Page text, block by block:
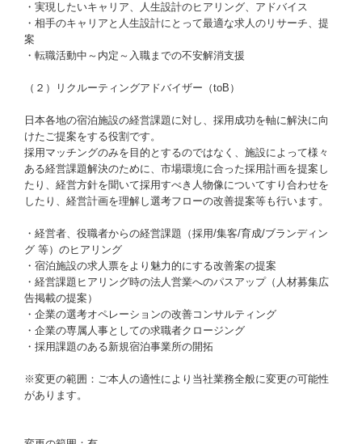
・実現したいキャリア、人生設計のヒアリング、アドバイス
・相手のキャリアと人生設計にとって最適な求人のリサーチ、提
案
・転職活動中～内定～入職までの不安解消支援
（２）リクルーティングアドバイザー（toB）
日本各地の宿泊施設の経営課題に対し、採用成功を軸に解決に向
けたご提案をする役割です。
採用マッチングのみを目的とするのではなく、施設によって様々
ある経営課題解決のために、市場環境に合った採用計画を提案し
たり、経営方針を聞いて採用すべき人物像についてすり合わせを
したり、経営計画を理解し選考フローの改善提案等も行います。
・経営者、役職者からの経営課題（採用/集客/育成/ブランディン
グ 等）のヒアリング
・宿泊施設の求人票をより魅力的にする改善案の提案
・経営課題ヒアリング時の法人営業へのパスアップ（人材募集広
告掲載の提案）
・企業の選考オペレーションの改善コンサルティング
・企業の専属人事としての求職者クロージング
・採用課題のある新規宿泊事業所の開拓
※変更の範囲：ご本人の適性により当社業務全般に変更の可能性
があります。